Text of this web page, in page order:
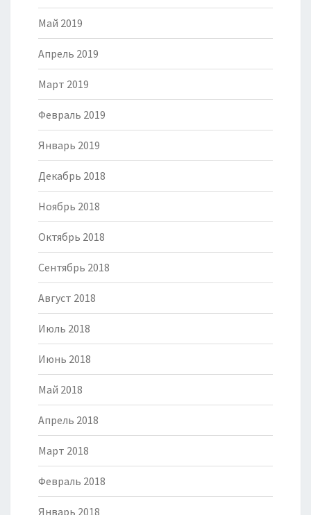
Май 2019
Апрель 2019
Март 2019
Февраль 2019
Январь 2019
Декабрь 2018
Ноябрь 2018
Октябрь 2018
Сентябрь 2018
Август 2018
Июль 2018
Июнь 2018
Май 2018
Апрель 2018
Март 2018
Февраль 2018
Январь 2018